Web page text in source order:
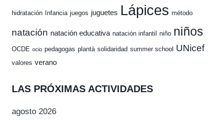
hidratación Infancia juegos juguetes Lápices método
natación natación educativa natación infantil niño niños
OCDE ocio pedagogas plantà solidaridad summer school UNicef
valores verano
LAS PRÓXIMAS ACTIVIDADES
agosto 2026